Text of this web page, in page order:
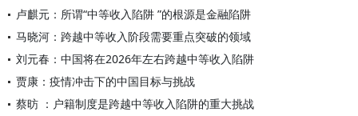
卢麒元：所谓“中等收入陷阱 ”的根源是金融陷阱
马晓河：跨越中等收入阶段需要重点突破的领域
刘元春：中国将在2026年左右跨越中等收入陷阱
贾康：疫情冲击下的中国目标与挑战
蔡昉 ：户籍制度是跨越中等收入陷阱的重大挑战